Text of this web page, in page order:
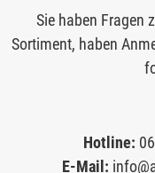
Sie haben Fragen
Sortiment, haben
Hotline:
E-Mail: